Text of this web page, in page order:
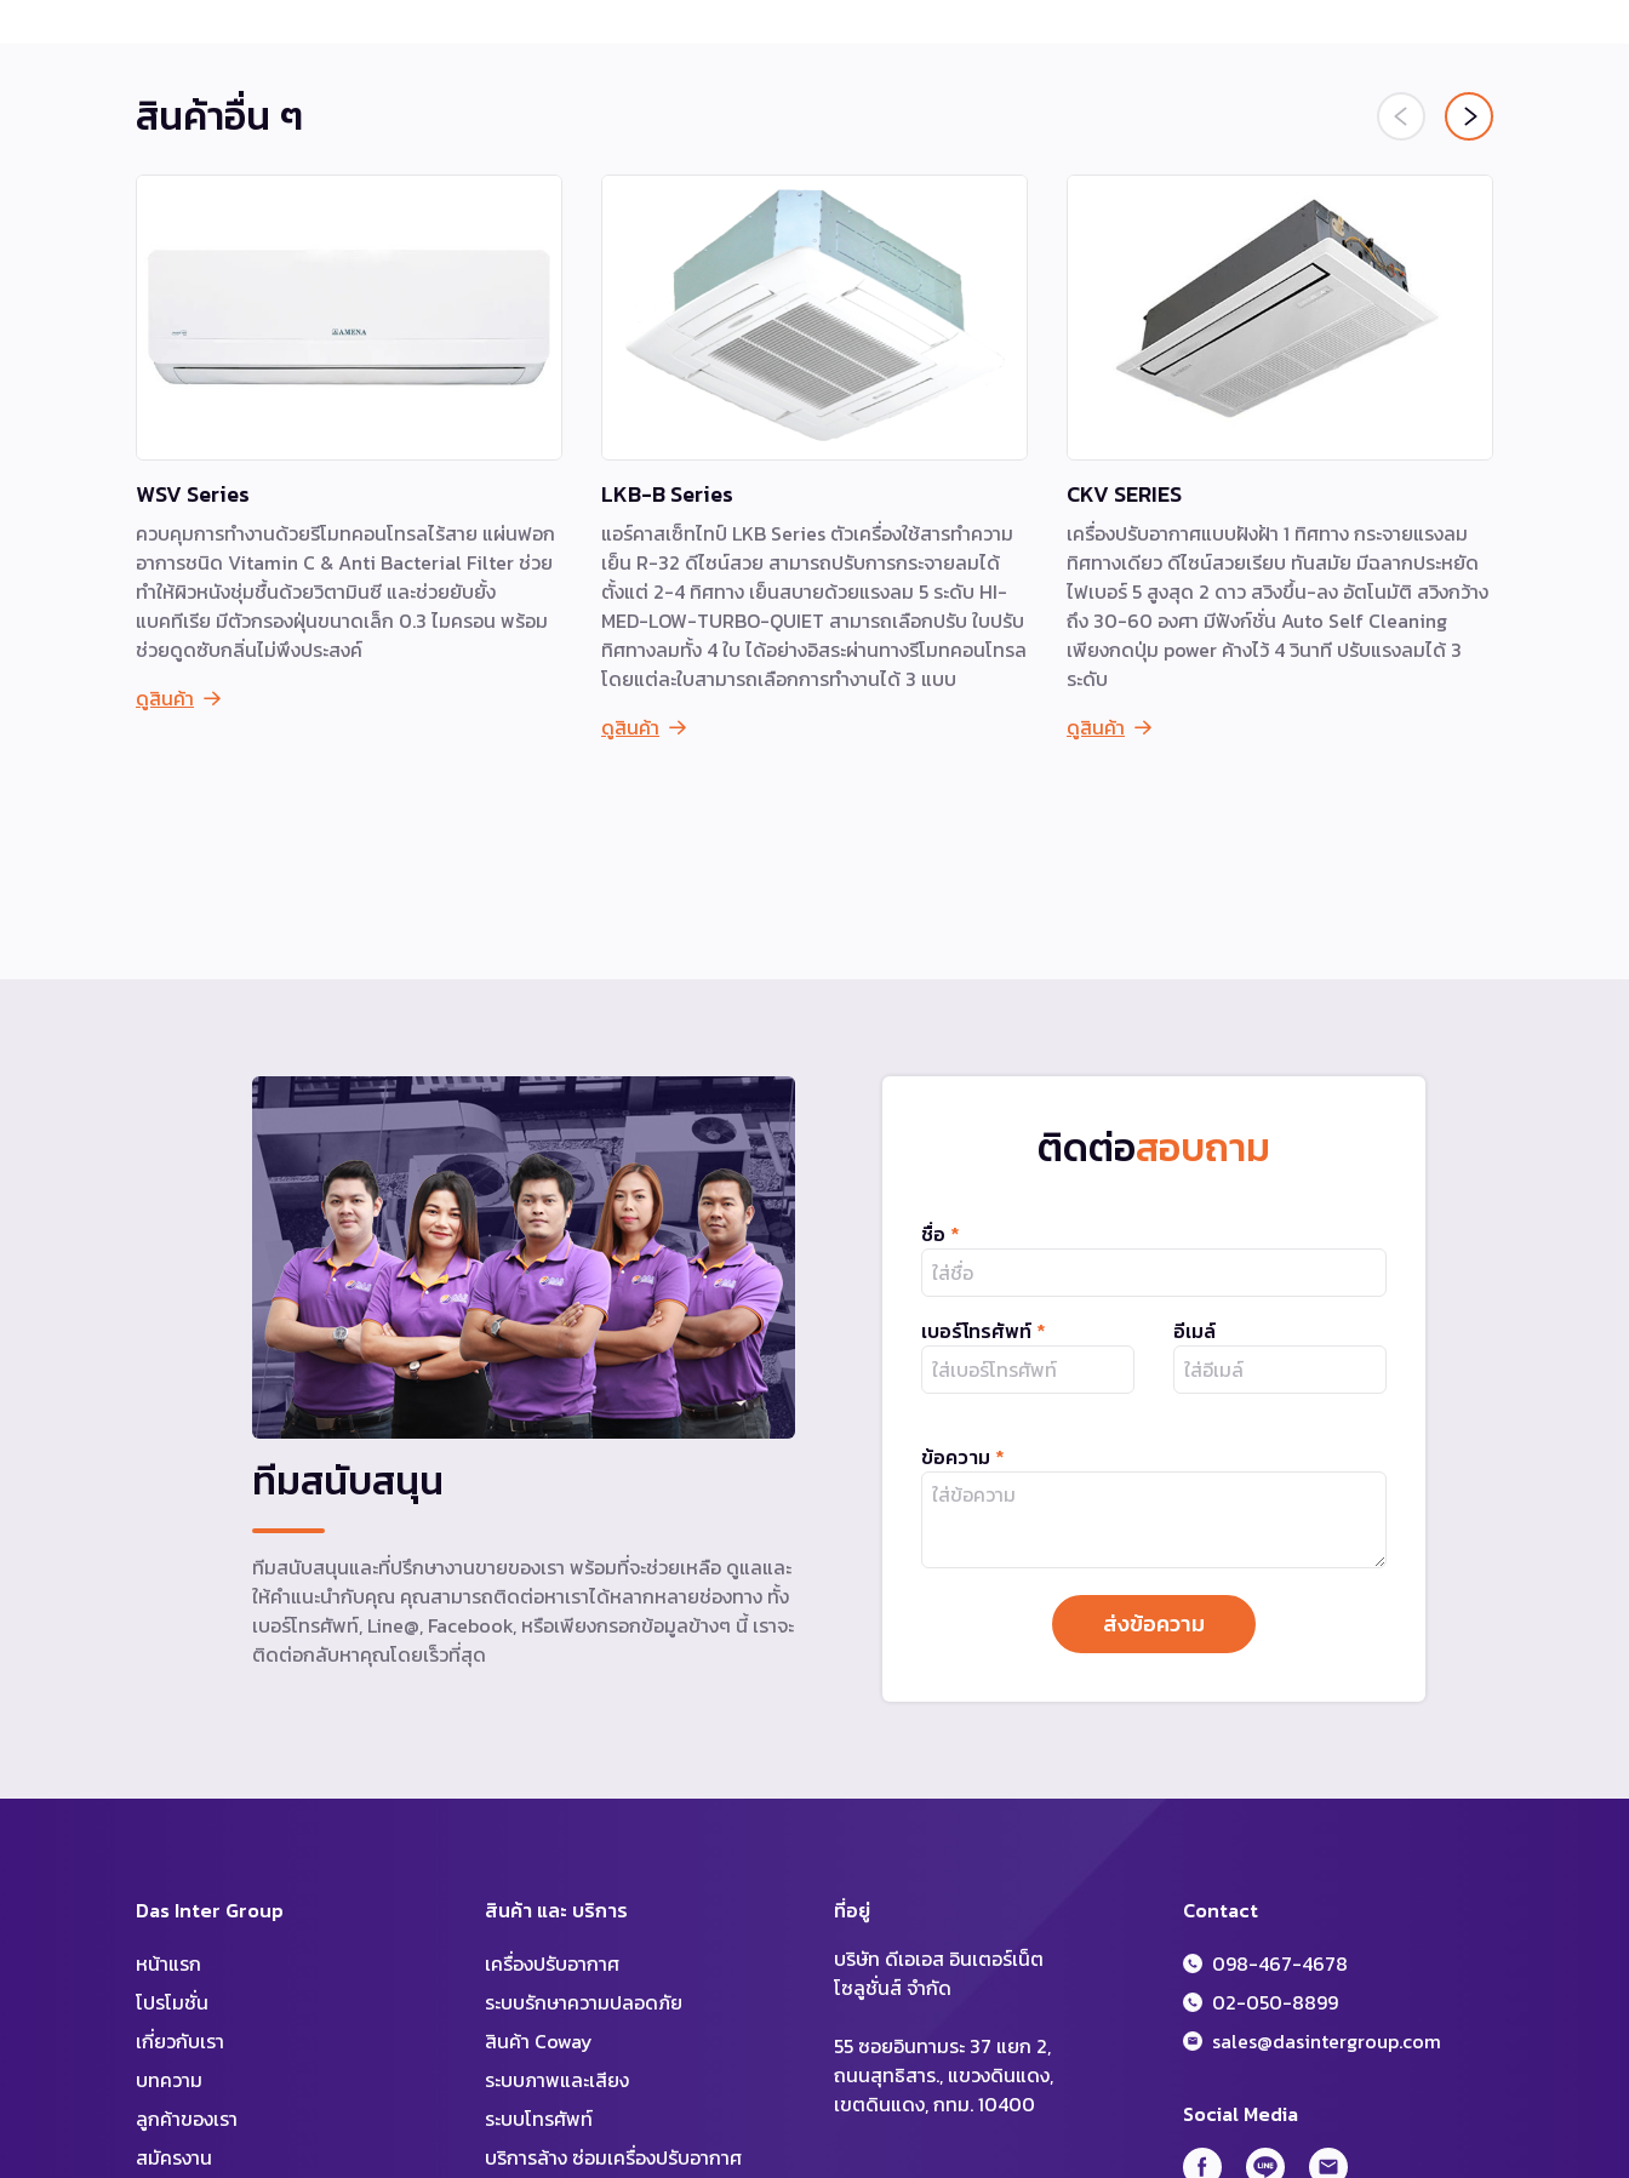
สินค้าอื่น ๆ
WSV Series
ควบคุมการทำงานด้วยรีโมทคอนโทรลไร้สาย แผ่นฟอก
อาการชนิด Vitamin C & Anti Bacterial Filter ช่วย
ทำให้ผิวหนังชุ่มชื้นด้วยวิตามินซี และช่วยยับยั้ง
แบคทีเรีย มีตัวกรองฝุ่นขนาดเล็ก 0.3 ไมครอน พร้อม
ช่วยดูดซับกลิ่นไม่พึงประสงค์
ดูสินค้า
LKB-B Series
แอร์คาสเซ็ทไทป์ LKB Series ตัวเครื่องใช้สารทำความ
เย็น R-32 ดีไซน์สวย สามารถปรับการกระจายลมได้
ตั้งแต่ 2-4 ทิศทาง เย็นสบายด้วยแรงลม 5 ระดับ HI-
MED-LOW-TURBO-QUIET สามารถเลือกปรับ ใบปรับ
ทิศทางลมทั้ง 4 ใบ ได้อย่างอิสระผ่านทางรีโมทคอนโทรล
โดยแต่ละใบสามารถเลือกการทำงานได้ 3 แบบ
ดูสินค้า
CKV SERIES
เครื่องปรับอากาศแบบฝังฝ้า 1 ทิศทาง กระจายแรงลม
ทิศทางเดียว ดีไซน์สวยเรียบ ทันสมัย มีฉลากประหยัด
ไฟเบอร์ 5 สูงสุด 2 ดาว สวิงขึ้น-ลง อัตโนมัติ สวิงกว้าง
ถึง 30-60 องศา มีฟังก์ชั่น Auto Self Cleaning
เพียงกดปุ่ม power ค้างไว้ 4 วินาที ปรับแรงลมได้ 3
ระดับ
ดูสินค้า
ติดต่อสอบถาม
ชื่อ *
เบอร์โทรศัพท์ * อีเมล์
ข้อความ *
ทีมสนับสนุน
ทีมสนับสนุนและที่ปรึกษางานขายของเรา พร้อมที่จะช่วยเหลือ ดูแลและ
ให้คำแนะนำกับคุณ คุณสามารถติดต่อหาเราได้หลากหลายช่องทาง ทั้ง
เบอร์โทรศัพท์, Line@, Facebook, หรือเพียงกรอกข้อมูลข้างๆ นี้ เราจะ
ติดต่อกลับหาคุณโดยเร็วที่สุด
Das Inter Group
หน้าแรก
โปรโมชั่น
เกี่ยวกับเรา
บทความ
ลูกค้าของเรา
สมัครงาน
สินค้า และ บริการ
เครื่องปรับอากาศ
ระบบรักษาความปลอดภัย
สินค้า Coway
ระบบภาพและเสียง
ระบบโทรศัพท์
บริการล้าง ซ่อมเครื่องปรับอากาศ
Social Media
Contact
098-467-4678
02-050-8899
sales@dasintergroup.com
ที่อยู่
บริษัท ดีเอเอส อินเตอร์เน็ต
โซลูชั่นส์ จำกัด
55 ซอยอินทามระ 37 แยก 2,
ถนนสุทธิสาร., แขวงดินแดง,
เขตดินแดง, กทม. 10400